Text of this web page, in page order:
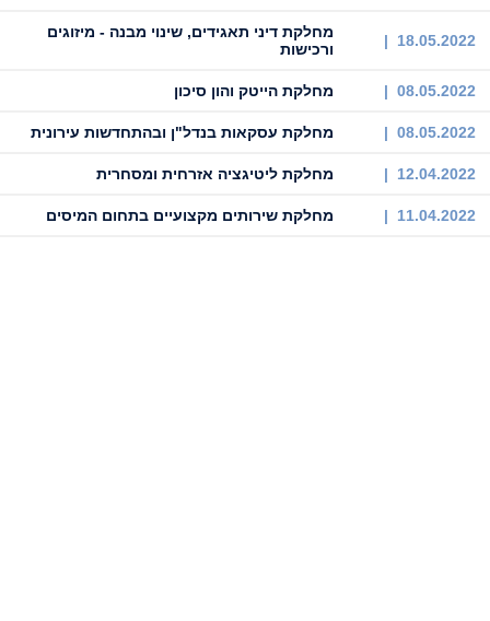
18.05.2022 |
מחלקת דיני תאגידים, שינוי מבנה - מיזוגים
ורכישות
08.05.2022 | מחלקת הייטק והון סיכון
08.05.2022 | מחלקת עסקאות בנדל"ן ובהתחדשות עירונית
12.04.2022 | מחלקת ליטיגציה אזרחית ומסחרית
11.04.2022 | מחלקת שירותים מקצועיים בתחום המיסים